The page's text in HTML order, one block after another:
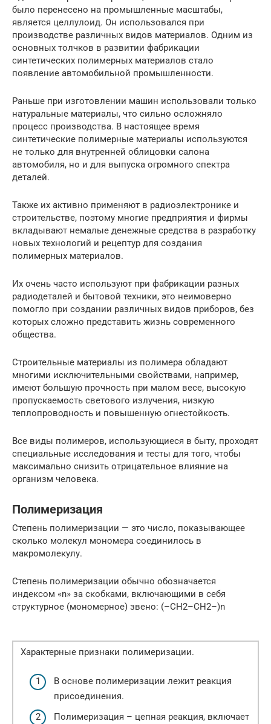
было перенесено на промышленные масштабы,
является целлулоид. Он использовался при
производстве различных видов материалов. Одним из
основных толчков в развитии фабрикации
синтетических полимерных материалов стало
появление автомобильной промышленности.
Раньше при изготовлении машин использовали только
натуральные материалы, что сильно осложняло
процесс производства. В настоящее время
синтетические полимерные материалы используются
не только для внутренней облицовки салона
автомобиля, но и для выпуска огромного спектра
деталей.
Также их активно применяют в радиоэлектронике и
строительстве, поэтому многие предприятия и фирмы
вкладывают немалые денежные средства в разработку
новых технологий и рецептур для создания
полимерных материалов.
Их очень часто используют при фабрикации разных
радиодеталей и бытовой техники, это неимоверно
помогло при создании различных видов приборов, без
которых сложно представить жизнь современного
общества.
Строительные материалы из полимера обладают
многими исключительными свойствами, например,
имеют большую прочность при малом весе, высокую
пропускаемость светового излучения, низкую
теплопроводность и повышенную огнестойкость.
Все виды полимеров, использующиеся в быту, проходят
специальные исследования и тесты для того, чтобы
максимально снизить отрицательное влияние на
организм человека.
Полимеризация
Степень полимеризации — это число, показывающее
сколько молекул мономера соединилось в
макромолекулу.
Степень полимеризации обычно обозначается
индексом «n» за скобками, включающими в себя
структурное (мономерное) звено: (–CH2–CH2–)n
Характерные признаки полимеризации.
В основе полимеризации лежит реакция
присоединения.
Полимеризация – цепная реакция, включает